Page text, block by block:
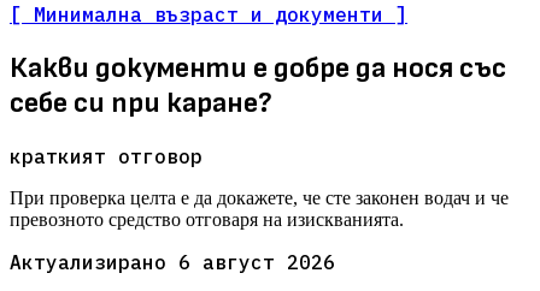
[ Минимална възраст и документи ]
Какви документи е добре да нося със
себе си при каране?
краткият отговор
При проверка целта е да докажете, че сте законен водач и че
превозното средство отговаря на изискванията.
Актуализирано 6 август 2026